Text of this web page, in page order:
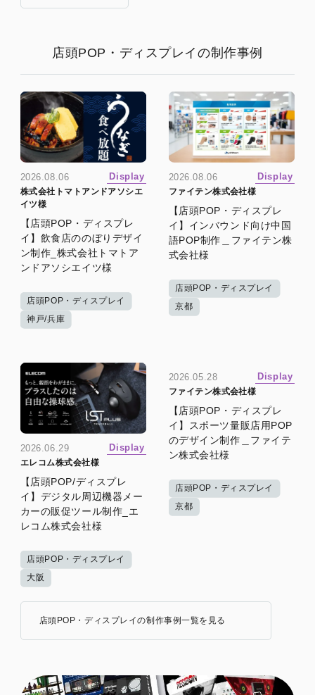
店頭POP・ディスプレイの制作事例
2026.08.06 Display
株式会社トマトアンドアソシエ
イツ様
【店頭POP・ディスプレ
イ】飲食店ののぼりデザイ
ン制作_株式会社トマトア
ンドアソシエイツ様
店頭POP・ディスプレイ
神戸/兵庫
2026.08.06 Display
ファイテン株式会社様
【店頭POP・ディスプレ
イ】インバウンド向け中国
語POP制作＿ファイテン株
式会社様
店頭POP・ディスプレイ
京都
2026.06.29 Display
エレコム株式会社様
【店頭POP/ディスプレ
イ】デジタル周辺機器メー
カーの販促ツール制作_エ
レコム株式会社様
店頭POP・ディスプレイ
大阪
2026.05.28 Display
ファイテン株式会社様
【店頭POP・ディスプレ
イ】スポーツ量販店用POP
のデザイン制作＿ファイテ
ン株式会社様
店頭POP・ディスプレイ
京都
店頭POP・ディスプレイの制作事例一覧を見る